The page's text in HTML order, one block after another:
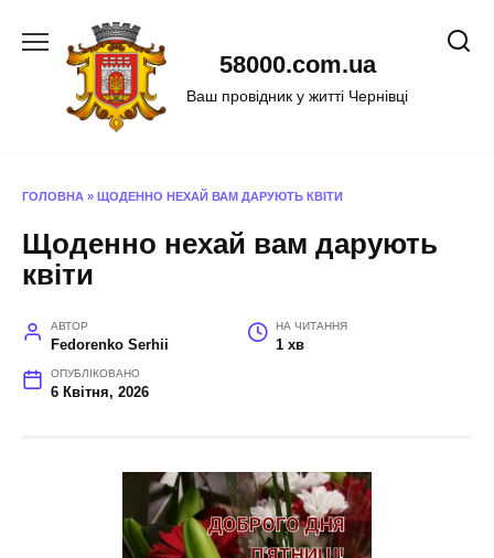
58000.com.ua
Ваш провідник у житті Чернівці
ГОЛОВНА » ЩОДЕННО НЕХАЙ ВАМ ДАРУЮТЬ КВІТИ
Щоденно нехай вам дарують
квіти
АВТОР
Fedorenko Serhii
НА ЧИТАННЯ
1 хв
ОПУБЛІКОВАНО
6 Квітня, 2026